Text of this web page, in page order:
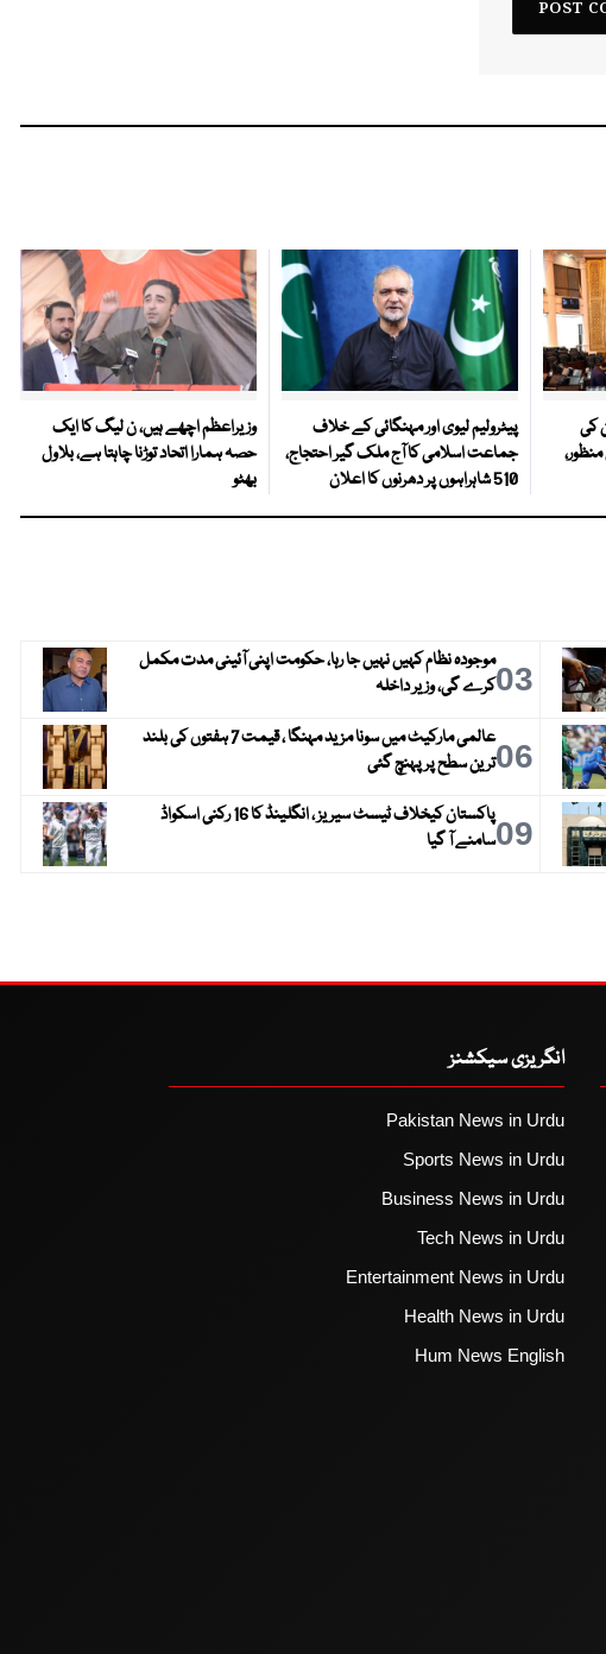
کی
پیٹرولیم لیوی اور مہنگائی کے خلاف
جماعت اسلامی کا آج ملک گیر احتجاج،
510 شاہراہوں پر دھرنوں کا اعلان
وزیراعظم اچھے ہیں، ن لیگ کا ایک
حصہ ہمارا اتحاد توڑنا چاہتا ہے، بلاول
بھٹو
03موجودہ نظام کہیں نہیں جا رہا، حکومت اپنی آئینی مدت مکمل
کرے گی، وزیر داخلہ
06
عالمی مارکیٹ میں سونا مزید مہنگا ، قیمت 7 ہفتوں کی بلند
ترین سطح پر پہنچ گئی
09
پاکستان کیخلاف ٹیسٹ سیریز ، انگلینڈ کا 16 رکنی اسکواڈ
سامنے آ گیا
انگریزی سیکشنز
Pakistan News in Urdu
Sports News in Urdu
Business News in Urdu
Tech News in Urdu
Entertainment News in Urdu
Health News in Urdu
Hum News English